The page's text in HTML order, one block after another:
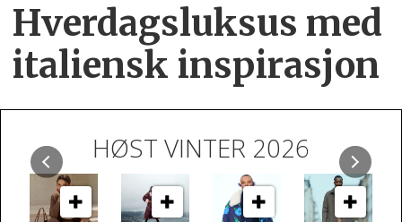
Hverdagsluksus med
italiensk inspirasjon
HØST VINTER 2026